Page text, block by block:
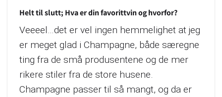
Helt til slutt; Hva er din favorittvin og hvorfor?
Veeeel…det er vel ingen hemmelighet at jeg
er meget glad i Champagne, både særegne
ting fra de små produsentene og de mer
rikere stiler fra de store husene.
Champagne passer til så mangt, og da er